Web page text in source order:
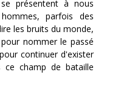
présentent à nous
parfois des
les bruits du monde,
nommer le passé
continuer d'exister
champ de bataille